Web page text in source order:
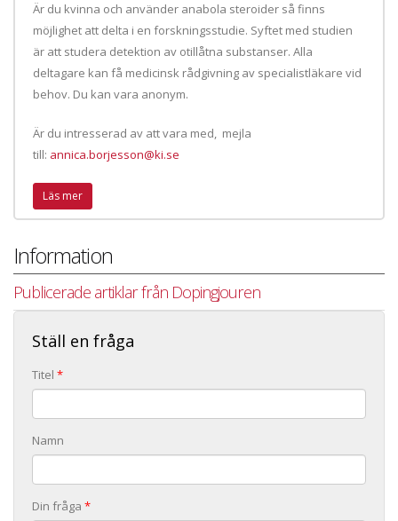
Är du kvinna och använder anabola steroider så finns
möjlighet att delta i en forskningsstudie. Syftet med studien
är att studera detektion av otillåtna substanser. Alla
deltagare kan få medicinsk rådgivning av specialistläkare vid
behov. Du kan vara anonym.
Är du intresserad av att vara med, mejla
till: annica.borjesson@ki.se
Läs mer
Information
Publicerade artiklar från Dopingjouren
Ställ en fråga
Titel *
Namn
Din fråga *